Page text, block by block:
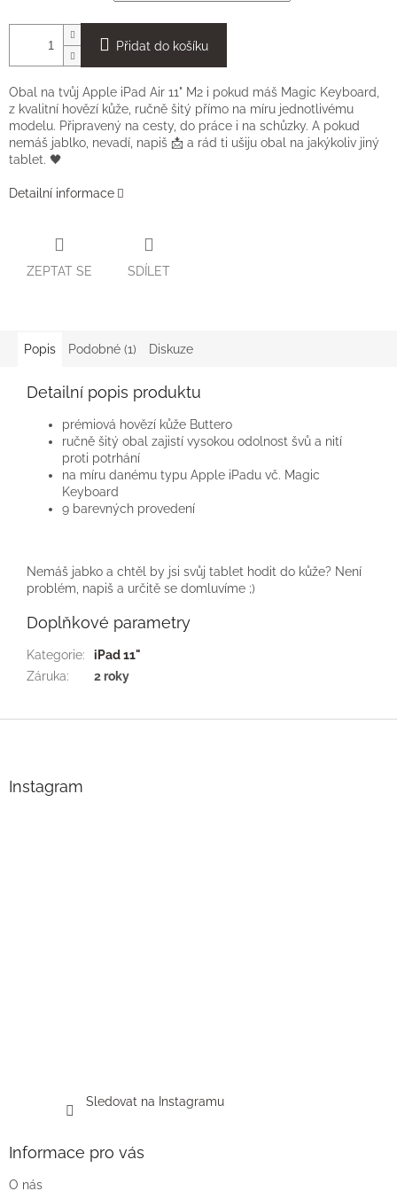
Přidat do košíku
Obal na tvůj Apple iPad Air 11" M2 i pokud máš Magic Keyboard,
z kvalitní hovězí kůže, ručně šitý přímo na míru jednotlivému
modelu. Připravený na cesty, do práce i na schůzky. A pokud
nemáš jablko, nevadí, napiš 📩 a rád ti ušiju obal na jakýkoliv jiný
tablet. 🖤
Detailní informace
ZEPTAT SE SDÍLET
Popis Podobné (1) Diskuze
Detailní popis produktu
prémiová hovězí kůže Buttero
ručně šitý obal zajistí vysokou odolnost švů a nití
proti potrhání
na míru danému typu Apple iPadu vč. Magic
Keyboard
9 barevných provedení
Nemáš jabko a chtěl by jsi svůj tablet hodit do kůže? Není
problém, napiš a určitě se domluvíme ;)
Doplňkové parametry
Kategorie:
iPad 11"
Záruka: 2 roky
Instagram
Sledovat na Instagramu
Informace pro vás
O nás